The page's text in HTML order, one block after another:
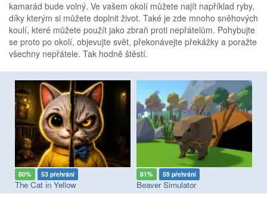
kamarád bude volný. Ve vašem okolí můžete najít například ryby,
díky kterým si můžete doplnit život. Také je zde mnoho sněhových
koulí, které můžete použít jako zbraň proti nepřátelům. Pohybujte
se proto po okolí, objevujte svět, překonávejte překážky a poražte
všechny nepřátele. Tak hodně štěstí.
80% 53 přehrání
The Cat in Yellow
81% 59 přehrání
Beaver Simulator